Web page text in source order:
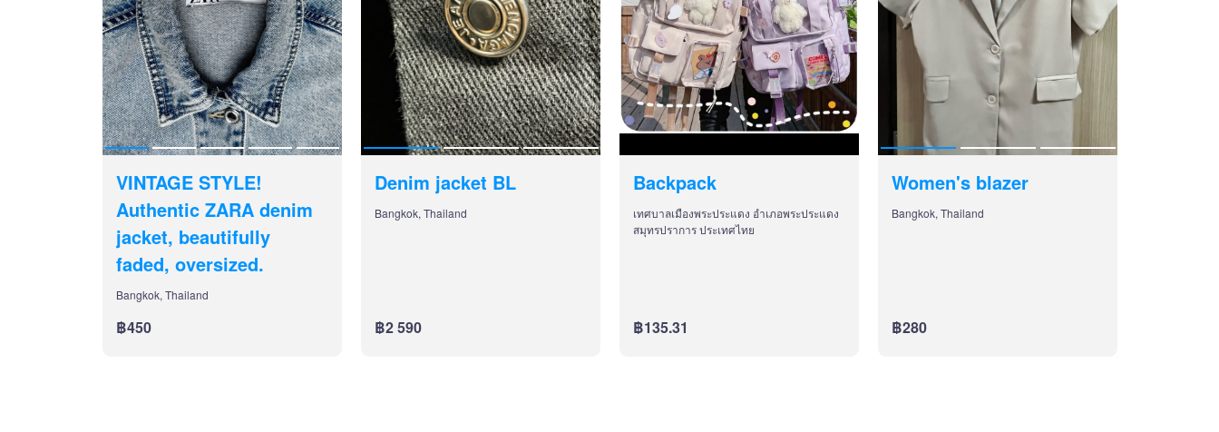
VINTAGE STYLE!
Authentic ZARA denim
jacket, beautifully
faded, oversized.
Bangkok, Thailand
฿450
Denim jacket BL
Bangkok, Thailand
฿2 590
Backpack
เทศบาลเมืองพระประแดง อำเภอพระประแดง
สมุทรปราการ ประเทศไทย
฿135.31
Women's blazer
Bangkok, Thailand
฿280